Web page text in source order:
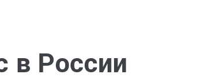
в России